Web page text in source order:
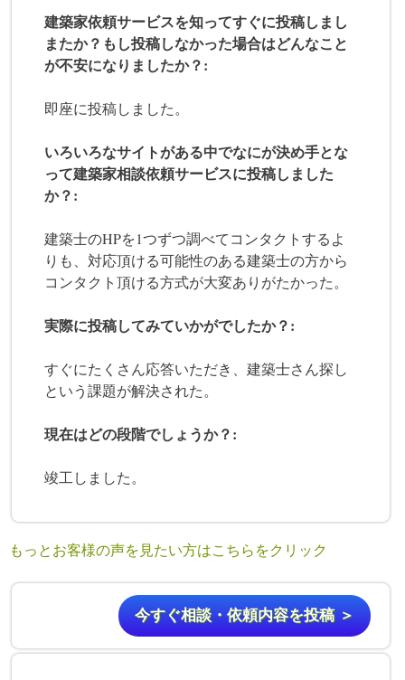
建築家依頼サービスを知ってすぐに投稿しまし
またか？もし投稿しなかった場合はどんなこと
が不安になりましたか？:
即座に投稿しました。
いろいろなサイトがある中でなにが決め手とな
って建築家相談依頼サービスに投稿しました
か？:
建築士のHPを1つずつ調べてコンタクトするよ
りも、対応頂ける可能性のある建築士の方から
コンタクト頂ける方式が大変ありがたかった。
実際に投稿してみていかがでしたか？:
すぐにたくさん応答いただき、建築士さん探し
という課題が解決された。
現在はどの段階でしょうか？:
竣工しました。
もっとお客様の声を見たい方はこちらをクリック
今すぐ相談・依頼内容を投稿 ＞